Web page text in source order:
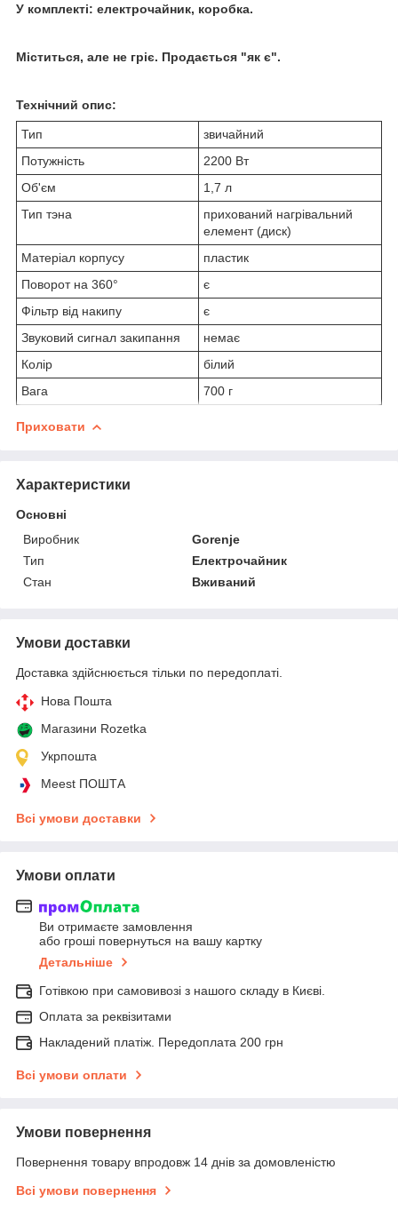
У комплекті: електрочайник, коробка.
Міститься, але не гріє. Продається "як є".
Технічний опис:
Тип
звичайний
Потужність
2200 Вт
Об'єм
1,7 л
Тип тэна
прихований нагрівальний
елемент (диск)
Матеріал корпусу
пластик
Поворот на 360°
є
Фільтр від накипу
є
Звуковий сигнал закипання
немає
Колір
білий
Вага
700 г
Приховати
Характеристики
Основні
Виробник
Gorenje
Тип
Електрочайник
Стан
Вживаний
Умови доставки
Доставка здійснюється тільки по передоплаті.
Нова Пошта
Магазини Rozetka
Укрпошта
Meest ПОШТА
Всі умови доставки
Умови оплати
Ви отримаєте замовлення
або гроші повернуться на вашу картку
Детальніше
Готівкою при самовивозі з нашого складу в Києві.
Оплата за реквізитами
Накладений платіж. Передоплата 200 грн
Всі умови оплати
Умови повернення
Повернення товару впродовж 14 днів за домовленістю
Всі умови повернення